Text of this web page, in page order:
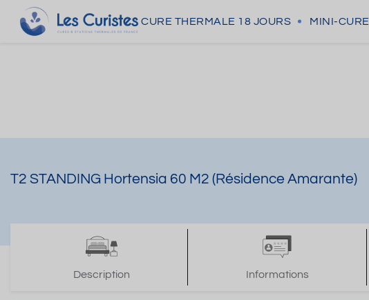
CURE THERMALE 18 JOURS MINI-CURE
T2 STANDING Hortensia 60 M2 (Résidence Amarante)
Description Informations